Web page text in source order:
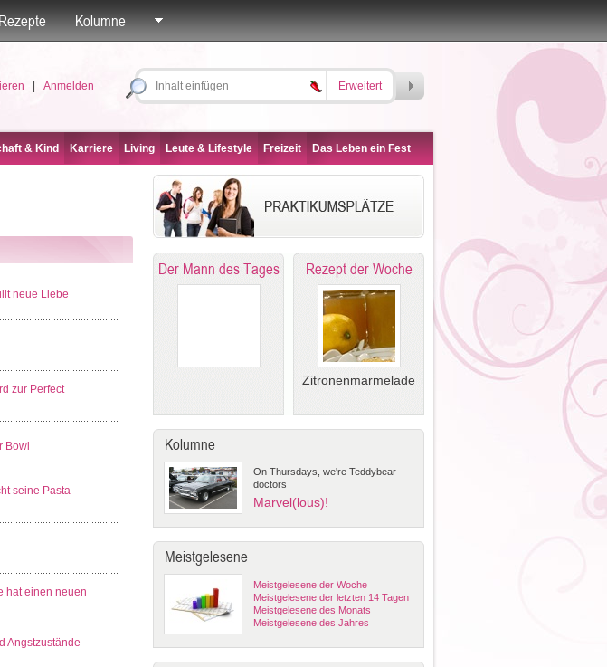
Kolumne
Anmelden Erweitert
& Kind Karriere Living Leute & Lifestyle Freizeit Das Leben ein Fest
neue Liebe
zur Perfect
Bowl
seine Pasta
hat einen neuen
Angstzustände
Der Mann des Tages Rezept der Woche
Zitronenmarmelade
Kolumne
On Thursdays, we're Teddybear
doctors
Marvel(lous)!
Meistgelesene
Meistgelesene der Woche
Meistgelesene der letzten 14 Tagen
Meistgelesene des Monats
Meistgelesene des Jahres